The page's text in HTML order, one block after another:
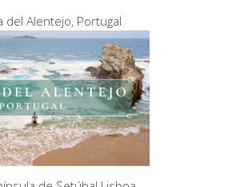
del Alentejo, Portugal